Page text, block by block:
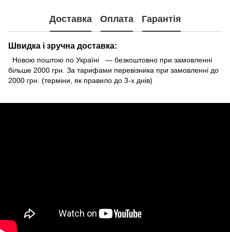
Доставка Оплата Гарантія
Швидка і зручна доставка:
Новою поштою по Україні — безкоштовно при замовленні
більше 2000 грн. За тарифами перевізника при замовленні до
2000 грн. (терміни, як правило до 3-х днів)